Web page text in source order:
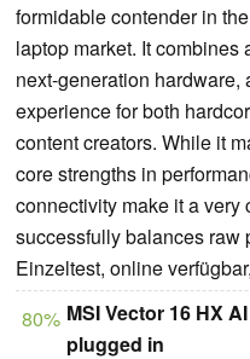
formidable contender in
laptop market. It combines
next-generation
experience for both
content creators. While it
core strengths in
connectivity make it a
successfully balances raw
Einzeltest, online
80% MSI Vector 16 HX
plugged in